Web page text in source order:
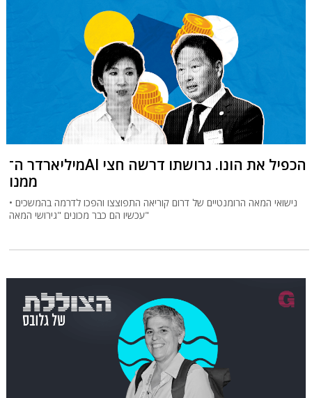
מיליארדר ה־AI הכפיל את הונו. גרושתו דרשה חצי
ממנו
נישואי המאה הרומנטיים של דרום קוריאה התפוצצו והפכו לדרמה בהמשכים •
עכשיו הם כבר מכונים "גירושי המאה"